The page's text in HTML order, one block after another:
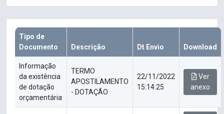
Tipo de
Documento
Descrição Dt Envio Download
Informação
da existência
de dotação
orçamentária
TERMO
APOSTILAMENTO
- DOTAÇÃO
22/11/2022
15:14:25
Ver
anexo